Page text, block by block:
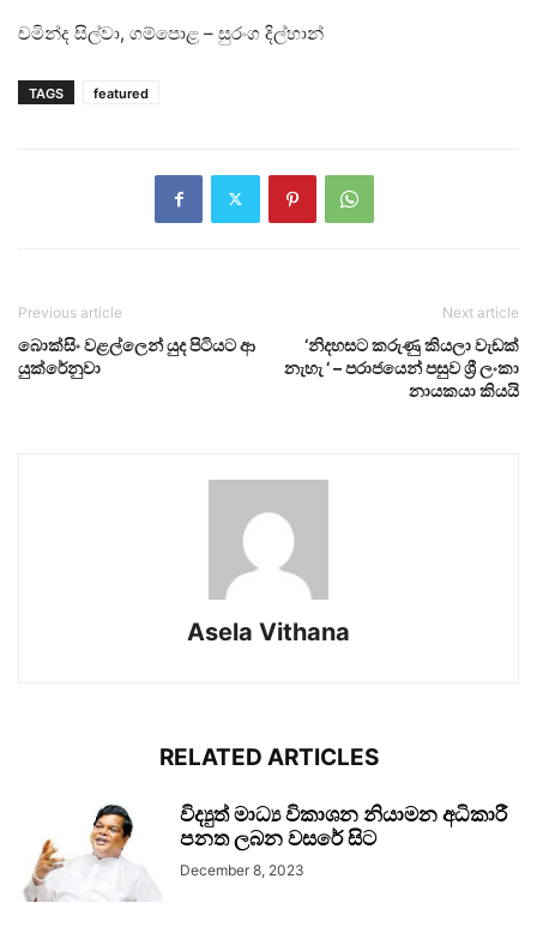
චමින්ද සිල්වා, ගම්පොළ – සුරංග දිල්හාන්
TAGS featured
Previous article
බොක්සිං වළල්ලෙන් යුද පිටියට ආ
යුක්රේනුවා
Next article
‘නිදහසට කරුණු කියලා වැඩක්
නැහැ ‘ – පරාජයෙන් පසුව ශ්‍රී ලංකා
නායකයා කියයි
Asela Vithana
RELATED ARTICLES
විද්‍යුත් මාධ්‍ය විකාශන නියාමන අධිකාරී
පනත ලබන වසරේ සිට
December 8, 2023